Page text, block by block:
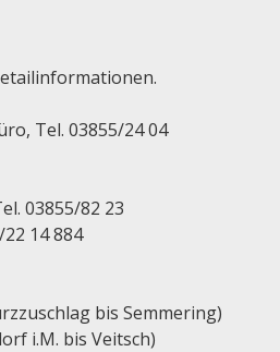
Tel. 03855/24 04
03855/82 23
14 884
bis Semmering)
i.M. bis Veitsch)